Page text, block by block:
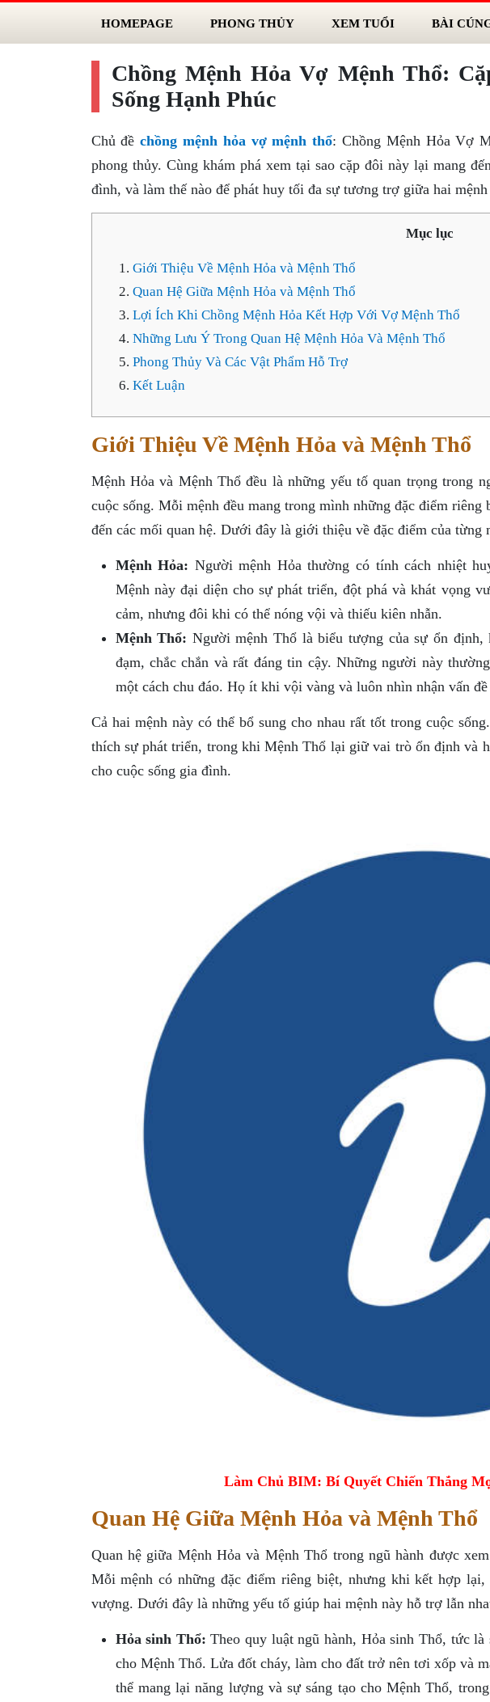
HOMEPAGE PHONG THỦY XEM TUỔI BÀI
Chồng Mệnh Hỏa Vợ Mệnh Thổ:
Sống Hạnh Phúc
Chủ đềchồng mệnh hỏa vợ mệnh thổ: Chồng Mệnh Hỏa Vợ
phong thủy. Cùng khám phá xem tại sao cặp đôi này lại mang
đình, và làm thế nào để phát huy tối đa sự tương trợ giữa hai
Mục lục
Giới Thiệu Về Mệnh Hỏa và Mệnh Thổ
Quan Hệ Giữa Mệnh Hỏa và Mệnh Thổ
Lợi Ích Khi Chồng Mệnh Hỏa Kết Hợp Với Vợ Mệnh Thổ
Những Lưu Ý Trong Quan Hệ Mệnh Hỏa Và Mệnh Thổ
Phong Thủy Và Các Vật Phẩm Hỗ Trợ
Kết Luận
Giới Thiệu Về Mệnh Hỏa và Mệnh Thổ
Mệnh Hỏa và Mệnh Thổ đều là những yếu tố quan trọng trong
cuộc sống. Mỗi mệnh đều mang trong mình những đặc điểm
đến các mối quan hệ. Dưới đây là giới thiệu về đặc điểm của từng
Mệnh Hỏa: Người mệnh Hỏa thường có tính cách nhiệt
Mệnh này đại diện cho sự phát triển, đột phá và khát vọng
cảm, nhưng đôi khi có thể nóng vội và thiếu kiên nhẫn.
Mệnh Thổ: Người mệnh Thổ là biểu tượng của sự ổn
đạm, chắc chắn và rất đáng tin cậy. Những người này
một cách chu đáo. Họ ít khi vội vàng và luôn nhìn nhận vấn đề
Cả hai mệnh này có thể bổ sung cho nhau rất tốt trong cuộc
thích sự phát triển, trong khi Mệnh Thổ lại giữ vai trò ổn định và
cho cuộc sống gia đình.
Làm Chủ BIM: Bí Quyết Chiến Thắng
Quan Hệ Giữa Mệnh Hỏa và Mệnh Thổ
Quan hệ giữa Mệnh Hỏa và Mệnh Thổ trong ngũ hành được
Mỗi mệnh có những đặc điểm riêng biệt, nhưng khi kết hợp
vượng. Dưới đây là những yếu tố giúp hai mệnh này hỗ trợ lẫn
Hỏa sinh Thổ: Theo quy luật ngũ hành, Hỏa sinh Thổ, tức
cho Mệnh Thổ. Lửa đốt cháy, làm cho đất trở nên tơi xốp và
thể mang lại năng lượng và sự sáng tạo cho Mệnh Thổ,